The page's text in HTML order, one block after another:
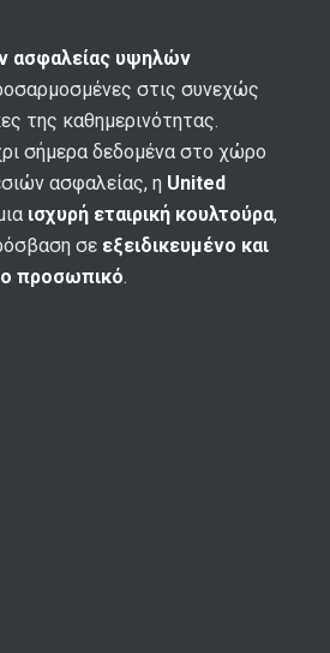
ασφαλείας υψηλών
στις συνεχώς
της καθημερινότητας.
σήμερα δεδομένα στο χώρο
ασφαλείας, η United
ισχυρή εταιρική κουλτούρα,
σε εξειδικευμένο και
προσωπικό.